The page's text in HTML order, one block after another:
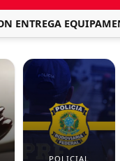
POLICIAL